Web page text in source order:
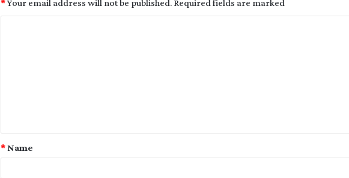
Name
*